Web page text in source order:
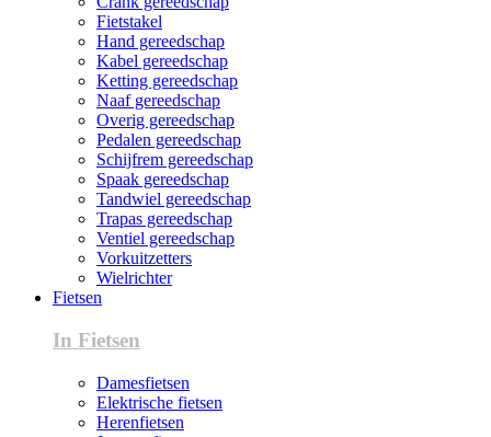
Fietstakel
Hand gereedschap
Kabel gereedschap
Ketting gereedschap
Naaf gereedschap
Overig gereedschap
Pedalen gereedschap
Schijfrem gereedschap
Spaak gereedschap
Tandwiel gereedschap
Trapas gereedschap
Ventiel gereedschap
Vorkuitzetters
Wielrichter
Fietsen
In Fietsen
Damesfietsen
Elektrische fietsen
Herenfietsen